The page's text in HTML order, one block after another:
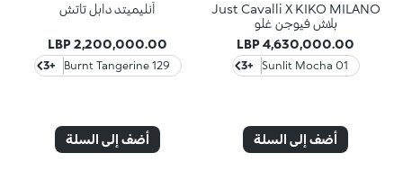
Just Cavalli X KIKO MILANO
بلاش فيوجن غلو
4,630,000.00 LBP
01 Sunlit Mocha
+3
أضف إلى السلة
أنليميتد دابل تاتش
2,200,000.00 LBP
129 Burnt Tangerine
+3
أضف إلى السلة